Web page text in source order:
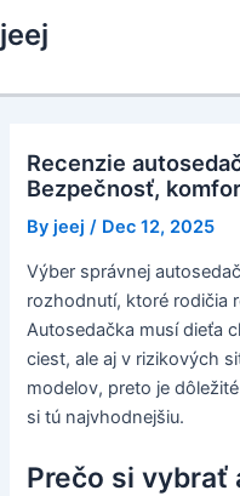
to
jeej
Recenzie
Bezpečnosť,
By jeej / Dec 12, 2025
Výber správnej
rozhodnutí, ktoré rodičia
Autosedačka musí dieťa
ciest, ale aj v rizikových
modelov, preto je
si tú najvhodnejšiu.
Prečo si vybrať